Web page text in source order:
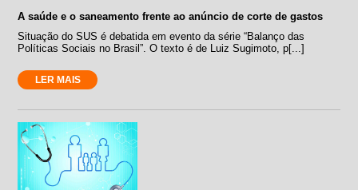
A saúde e o saneamento frente ao anúncio de corte de gastos
Situação do SUS é debatida em evento da série “Balanço das
Políticas Sociais no Brasil”. O texto é de Luiz Sugimoto, p[...]
LER MAIS